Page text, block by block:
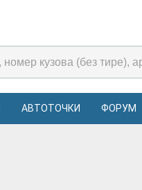
АВТОТОЧКИ ФОРУМ